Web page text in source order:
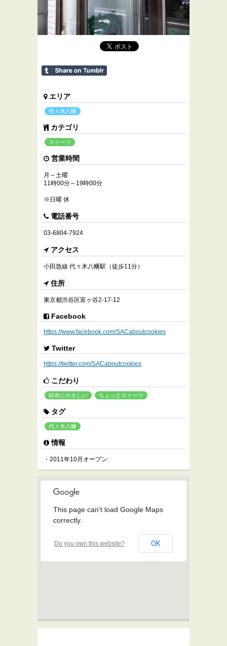
エリア
代々木八幡
カテゴリ
スイーツ
営業時間
月～土曜
11時00分～19時00分
※日曜 休
電話番号
03-6804-7924
アクセス
小田急線 代々木八幡駅（徒歩11分）
住所
東京都渋谷区富ヶ谷2-17-12
Facebook
https://www.facebook.com/SACaboutcookies
Twitter
https://twitter.com/SACaboutcookies
こだわり
財布にやさしい ちょっとスイーツ
タグ
代々木八幡
情報
・2011年10月オープン
This page can't load Google Maps
correctly.
Do you own this website? OK